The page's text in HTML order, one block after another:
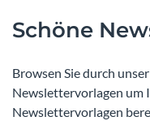
Schöne
Browsen Sie durch
Newslettervorlagen um
Newslettervorlagen